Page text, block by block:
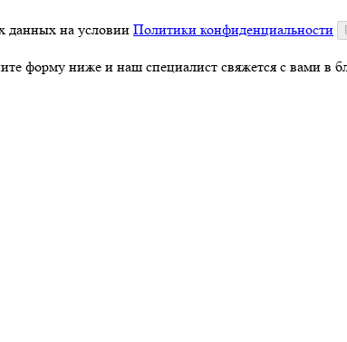
данных на условии Политики конфиденциальности
форму ниже и наш специалист свяжется с вами в